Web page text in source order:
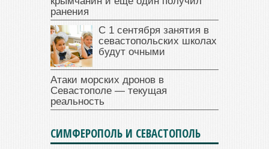
ранения
С 1 сентября занятия в
севастопольских школах
будут очными
Атаки морских дронов в
Севастополе — текущая
реальность
СИМФЕРОПОЛЬ И СЕВАСТОПОЛЬ